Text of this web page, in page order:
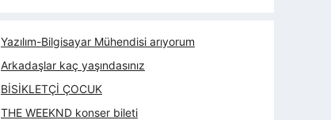
Yazılım-Bilgisayar Mühendisi arıyorum
Arkadaşlar kaç yaşındasınız
BİSİKLETÇİ ÇOCUK
THE WEEKND konser bileti